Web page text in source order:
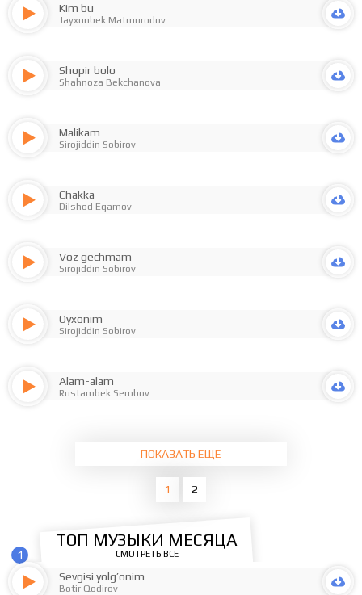
Kim bu
Jayxunbek Matmurodov
Shopir bolo
Shahnoza Bekchanova
Malikam
Sirojiddin Sobirov
Chakka
Dilshod Egamov
Voz gechmam
Sirojiddin Sobirov
Oyxonim
Sirojiddin Sobirov
Alam-alam
Rustambek Serobov
ПОКАЗАТЬ ЕЩЕ
1 2
ТОП МУЗЫКИ МЕСЯЦА
СМОТРЕТЬ ВСЕ
1
Sevgisi yolg’onim
Botir Qodirov